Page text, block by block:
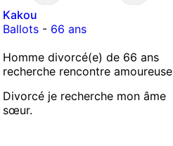
Kakou
Ballots- 66 ans
Homme divorcé(e) de 66 ans
recherche rencontre amoureuse
Divorcé je recherche mon âme
sœur.